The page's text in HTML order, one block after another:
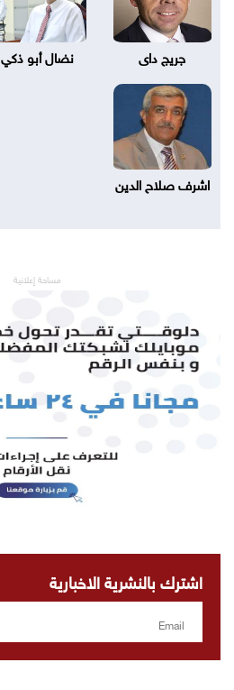
جريج داى نضال أبو ذكي
اشرف صلاح الدين
مساحة إعلانية
اشترك بالنشرية الاخبارية